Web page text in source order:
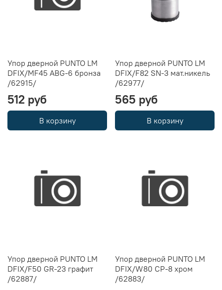
Упор дверной PUNTO LM
DFIX/MF45 ABG-6 бронза
/62915/
512 руб
В корзину
Упор дверной PUNTO LM
DFIX/F82 SN-3 мат.никель
/62977/
565 руб
В корзину
Упор дверной PUNTO LM
DFIX/F50 GR-23 графит
/62887/
Упор дверной PUNTO LM
DFIX/W80 CP-8 хром
/62883/